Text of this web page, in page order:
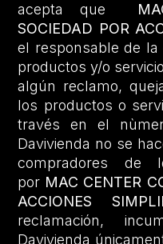
acepta que
SOCIEDAD POR
el responsable de la
productos y/o
algún reclamo,
los productos o
través en el
Davivienda no se
compradores de
por MAC CENTER
ACCIONES
reclamación,
Davivienda